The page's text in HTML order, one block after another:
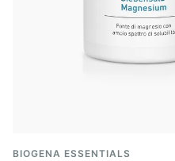
BIOGENA ESSENTIALS